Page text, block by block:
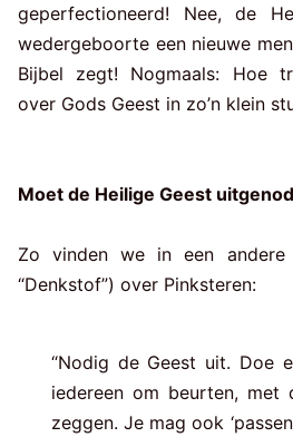
geperfectioneerd! Nee, de
wedergeboorte een nieuwe
Bijbel zegt! Nogmaals: Hoe
over Gods Geest in zo’n klein
Moet de Heilige Geest
Zo vinden we in een andere
“Denkstof”) over Pinksteren:
“Nodig de Geest uit. Doe
iedereen om beurten,
zeggen. Je mag ook